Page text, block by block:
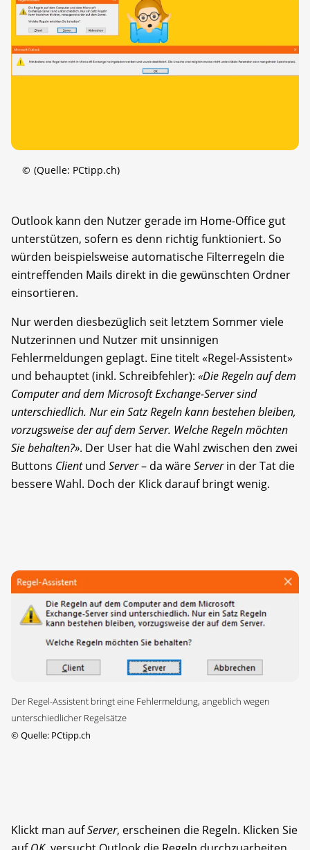
© (Quelle: PCtipp.ch)
Outlook kann den Nutzer gerade im Home-Office gut
unterstützen, sofern es denn richtig funktioniert. So
würden beispielsweise automatische Filterregeln die
eintreffenden Mails direkt in die gewünschten Ordner
einsortieren.
Nur werden diesbezüglich seit letztem Sommer viele
Nutzerinnen und Nutzer mit unsinnigen
Fehlermeldungen geplagt. Eine titelt «Regel-Assistent»
und behauptet (inkl. Schreibfehler): «Die Regeln auf dem
Computer and dem Microsoft Exchange-Server sind
unterschiedlich. Nur ein Satz Regeln kann bestehen bleiben,
vorzugsweise der auf dem Server. Welche Regeln möchten
Sie behalten?». Der User hat die Wahl zwischen den zwei
Buttons Clientund Server– da wäreServerin der Tat die
bessere Wahl. Doch der Klick darauf bringt wenig.
Der Regel-Assistent bringt eine Fehlermeldung, angeblich wegen
unterschiedlicher Regelsätze
©Quelle: PCtipp.ch
Klickt man aufServer, erscheinen die Regeln. Klicken Sie